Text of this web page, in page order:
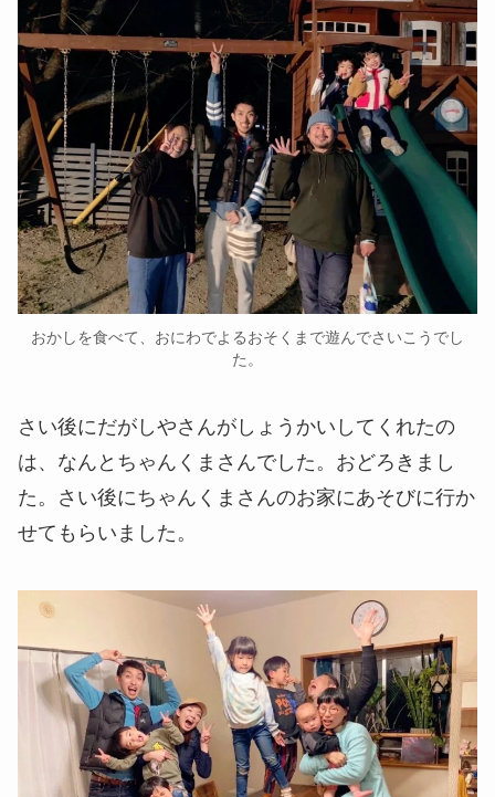
おかしを食べて、おにわでよるおそくまで遊んでさいこうでし
た。
さい後にだがしやさんがしょうかいしてくれたの
は、なんとちゃんくまさんでした。おどろきまし
た。さい後にちゃんくまさんのお家にあそびに行か
せてもらいました。